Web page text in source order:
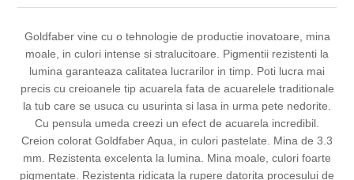
Goldfaber vine cu o tehnologie de productie inovatoare, mina
moale, in culori intense si stralucitoare. Pigmentii rezistenti la
lumina garanteaza calitatea lucrarilor in timp. Poti lucra mai
precis cu creioanele tip acuarela fata de acuarelele traditionale
la tub care se usuca cu usurinta si lasa in urma pete nedorite.
Cu pensula umeda creezi un efect de acuarela incredibil.
Creion colorat Goldfaber Aqua, in culori pastelate. Mina de 3.3
mm. Rezistenta excelenta la lumina. Mina moale, culori foarte
pigmentate. Rezistenta ridicata la rupere datorita procesului de